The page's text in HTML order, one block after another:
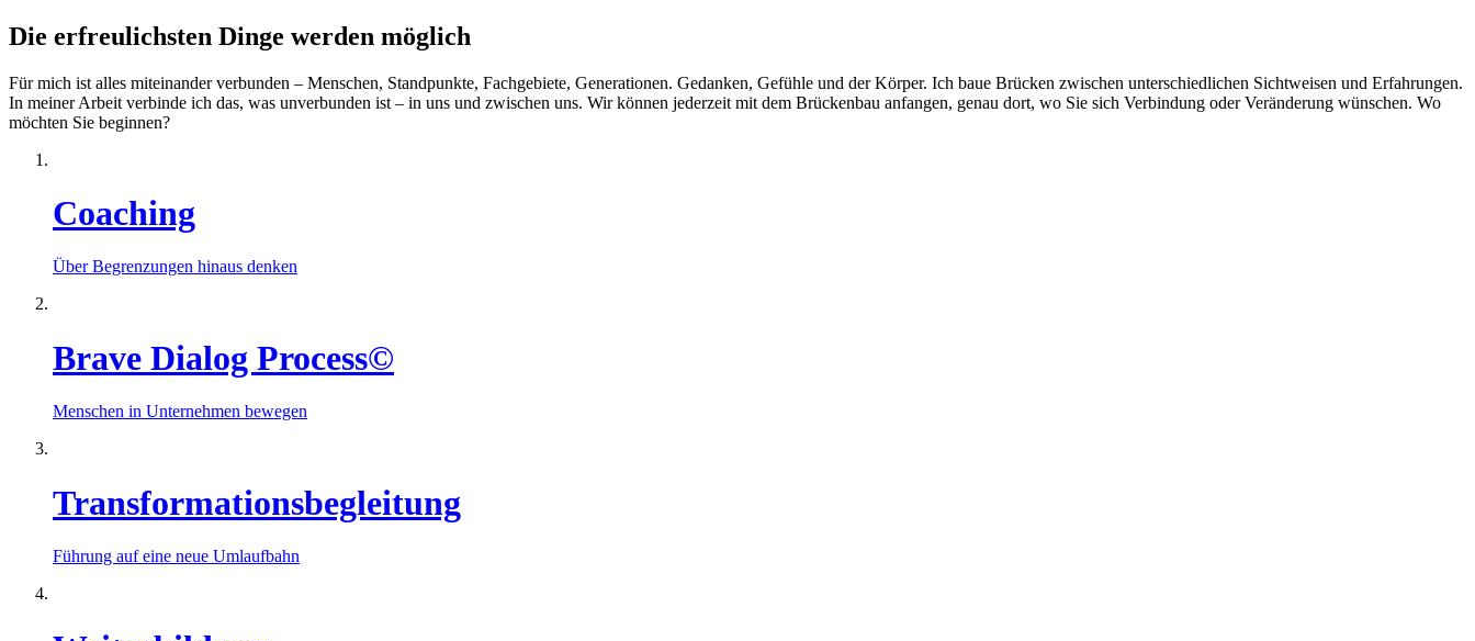
Die erfreulichsten Dinge werden möglich
Für mich ist alles miteinander verbunden – Menschen, Standpunkte, Fachgebiete, Generationen. Gedanken, Gefühle und der Körper. Ich baue Brücken zwischen unterschiedlichen Sichtweisen und Erfahrungen.
In meiner Arbeit verbinde ich das, was unverbunden ist – in uns und zwischen uns. Wir können jederzeit mit dem Brückenbau anfangen, genau dort, wo Sie sich Verbindung oder Veränderung wünschen. Wo
möchten Sie beginnen?
Coaching
Über Begrenzungen hinaus denken
Brave Dialog Process©
Menschen in Unternehmen bewegen
Transformationsbegleitung
Führung auf eine neue Umlaufbahn